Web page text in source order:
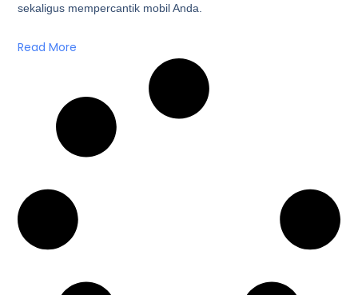
sekaligus mempercantik mobil Anda.
Read More